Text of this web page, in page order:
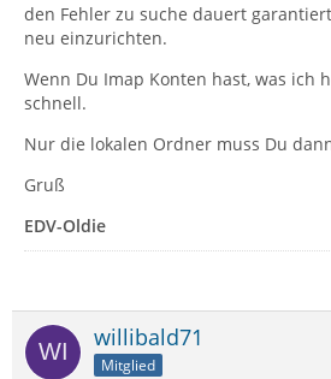
den Fehler zu suche dauert
neu einzurichten.
Wenn Du Imap Konten hast, was ich
schnell.
Nur die lokalen Ordner muss Du
Gruß
EDV-Oldie
willibald71
Mitglied